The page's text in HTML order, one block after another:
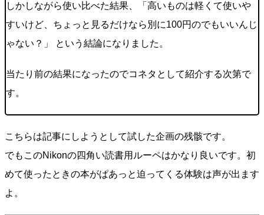
しかしながら使い比べた結果、「高いものは軽くて使いや
すいけど、ちょっと見るだけなら別に100円のでもいいんじ
ゃない？」 という結論になりました。
当たり前の結果になったのでコネタとして紹介する次第で
す。
こちらは記事にしようとして試した企画の残骸です。
でもこのNikonの四角い読書用ルーペはかなり良いです。初
めて使ったときの本がぱあっと迫ってくる体験は声が出ます
よ。